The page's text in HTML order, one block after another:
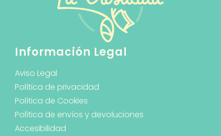
Información Legal
Aviso Legal
Política de privacidad
Política de Cookies
Política de envíos y devoluciones
Accesibilidad